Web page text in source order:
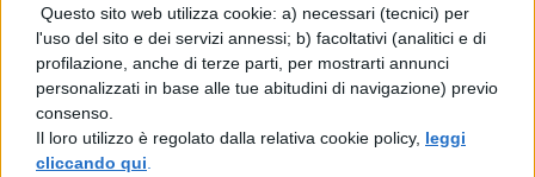
Questo sito web utilizza cookie: a) necessari (tecnici) per
l'uso del sito e dei servizi annessi; b) facoltativi (analitici e di
profilazione, anche di terze parti, per mostrarti annunci
personalizzati in base alle tue abitudini di navigazione) previo
consenso.
Il loro utilizzo è regolato dalla relativa cookie policy, leggi
cliccando qui
tournez vite â Picabia Carla La Gatta